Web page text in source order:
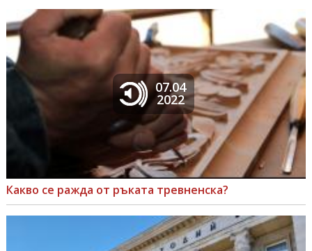
07.04
2022
Какво се ражда от ръката тревненска?